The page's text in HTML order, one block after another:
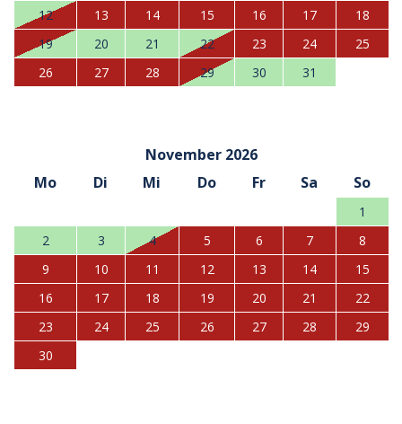
12
13 14 15 16 17
18
19
20 21 22 23 24
25
26
27 28 29 30 31
November 2026
Mo
Di Mi Do Fr Sa So
1
2
3 4 5 6 7
8
9
10 11 12 13 14
15
16
17 18 19 20 21
22
23
24 25 26 27 28
29
30